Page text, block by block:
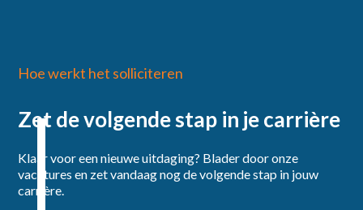
Hoe werkt het solliciteren
Zet de volgende stap in je carrière
Klaar voor een nieuwe uitdaging? Blader door onze
vacatures en zet vandaag nog de volgende stap in jouw
carrière.